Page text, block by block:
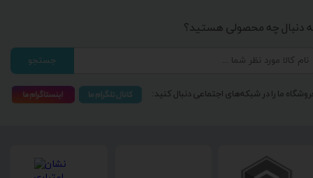
دنبال چه محصولی هستید؟
جستجو
ما را در شبکه‌های اجتماعی دنبال کنید: